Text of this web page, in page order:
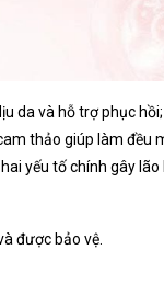
da và hỗ trợ phục hồi;
thảo giúp làm đều
yếu tố chính gây lão
được bảo vệ.